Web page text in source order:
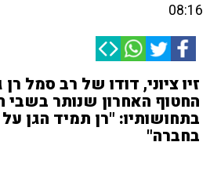
08:16
זיו ציוני, דודו של רב סמל
החטוף האחרון שנותר
בתחושותיו: "רן תמיד הגן
בחברה"